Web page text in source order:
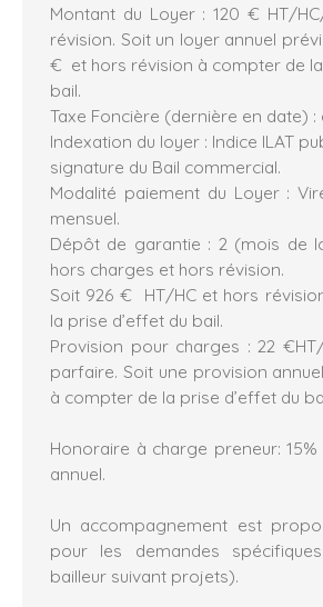
Montant du Loyer : 120 € HT/
révision. Soit un loyer annuel
€ et hors révision à compter de
bail.
Taxe Foncière (dernière en date)
Indexation du loyer : Indice ILAT
signature du Bail commercial.
Modalité paiement du Loyer :
mensuel.
Dépôt de garantie : 2 (mois de
hors charges et hors révision.
Soit 926 € HT/HC et hors
la prise d’effet du bail.
Provision pour charges : 22
parfaire. Soit une provision
à compter de la prise d’effet du
Honoraire à charge preneur:
annuel.
Un accompagnement est
pour les demandes
bailleur suivant projets).